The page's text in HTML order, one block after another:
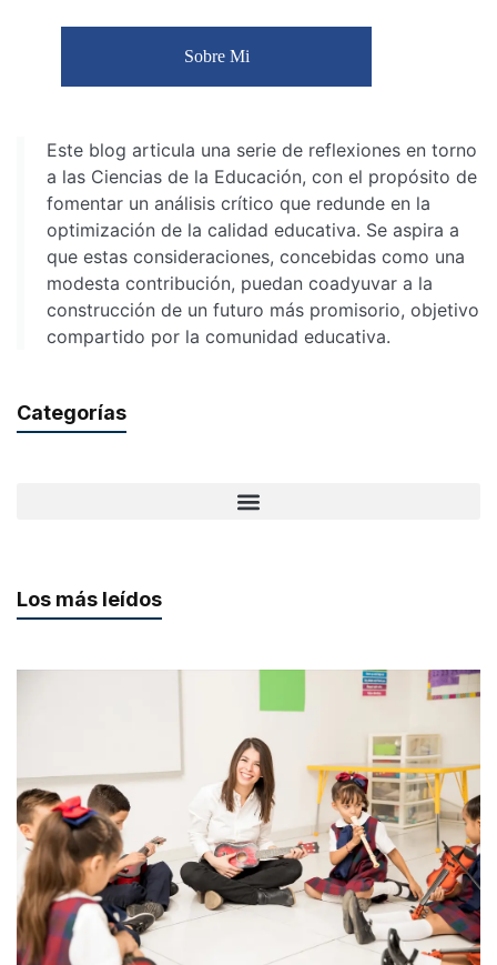
Sobre Mi
Este blog articula una serie de reflexiones en torno
a las Ciencias de la Educación, con el propósito de
fomentar un análisis crítico que redunde en la
optimización de la calidad educativa. Se aspira a
que estas consideraciones, concebidas como una
modesta contribución, puedan coadyuvar a la
construcción de un futuro más promisorio, objetivo
compartido por la comunidad educativa.
Categorías
Los más leídos